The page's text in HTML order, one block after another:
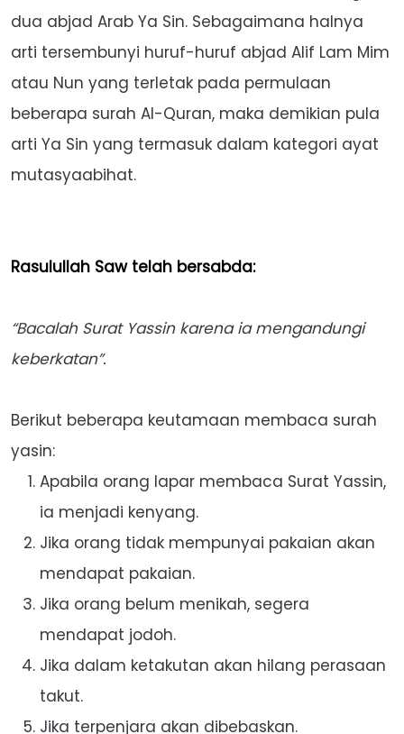
dua abjad Arab Ya Sin. Sebagaimana halnya
arti tersembunyi huruf-huruf abjad Alif Lam Mim
atau Nun yang terletak pada permulaan
beberapa surah Al-Quran, maka demikian pula
arti Ya Sin yang termasuk dalam kategori ayat
mutasyaabihat.
Rasulullah Saw telah bersabda:
“Bacalah Surat Yassin karena ia mengandungi
keberkatan”.
Berikut beberapa keutamaan membaca surah
yasin:
Apabila orang lapar membaca Surat Yassin,
ia menjadi kenyang.
Jika orang tidak mempunyai pakaian akan
mendapat pakaian.
Jika orang belum menikah, segera
mendapat jodoh.
Jika dalam ketakutan akan hilang perasaan
takut.
Jika terpenjara akan dibebaskan.